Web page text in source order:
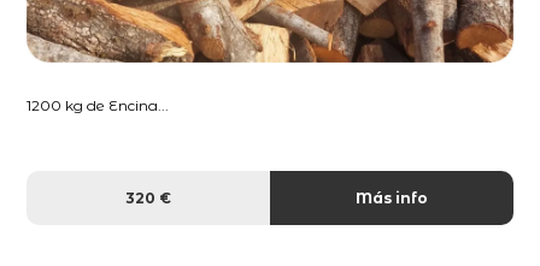
1200 kg de Encina...
320 € Más info